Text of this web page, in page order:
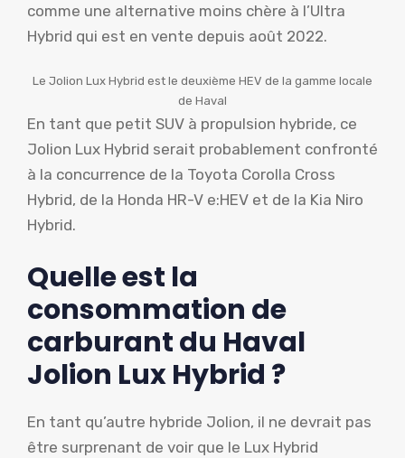
comme une alternative moins chère à l’Ultra
Hybrid qui est en vente depuis août 2022.
Le Jolion Lux Hybrid est le deuxième HEV de la gamme locale
de Haval
En tant que petit SUV à propulsion hybride, ce
Jolion Lux Hybrid serait probablement confronté
à la concurrence de la Toyota Corolla Cross
Hybrid, de la Honda HR-V e:HEV et de la Kia Niro
Hybrid.
Quelle est la
consommation de
carburant du Haval
Jolion Lux Hybrid ?
En tant qu’autre hybride Jolion, il ne devrait pas
être surprenant de voir que le Lux Hybrid